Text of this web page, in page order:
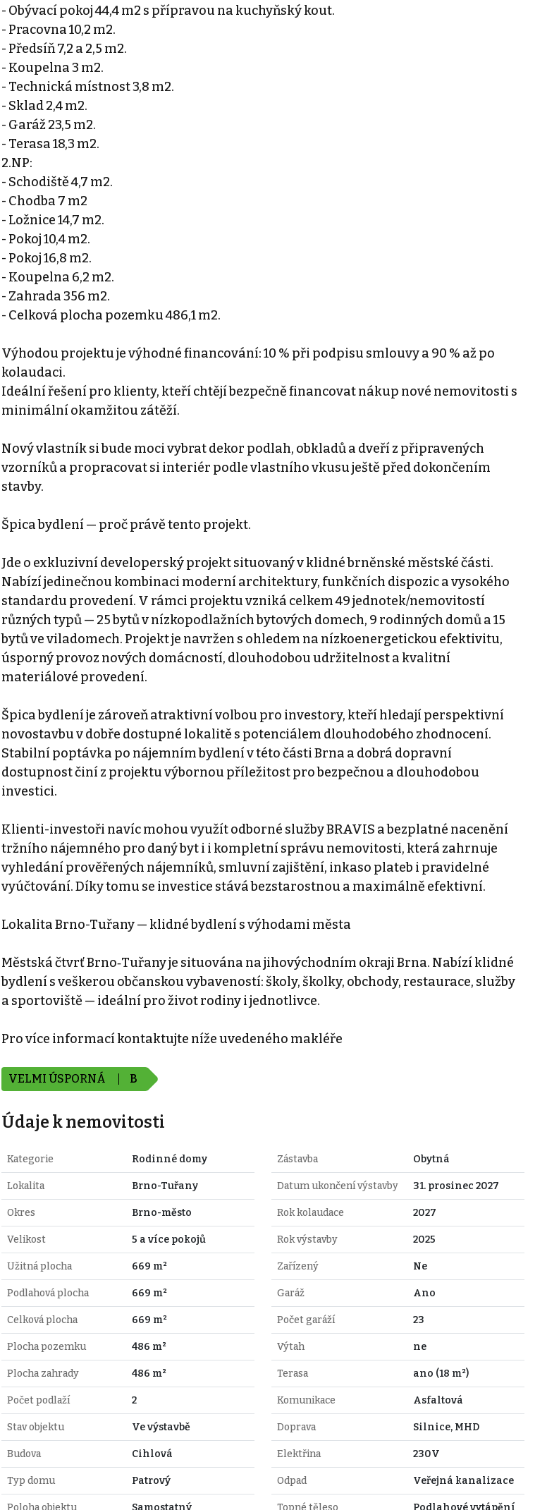
- Obývací pokoj 44,4 m2 s přípravou na kuchyňský kout.
- Pracovna 10,2 m2.
- Předsíň 7,2 a 2,5 m2.
- Koupelna 3 m2.
- Technická místnost 3,8 m2.
- Sklad 2,4 m2.
- Garáž 23,5 m2.
- Terasa 18,3 m2.
2.NP:
- Schodiště 4,7 m2.
- Chodba 7 m2
- Ložnice 14,7 m2.
- Pokoj 10,4 m2.
- Pokoj 16,8 m2.
- Koupelna 6,2 m2.
- Zahrada 356 m2.
- Celková plocha pozemku 486,1 m2.
Výhodou projektu je výhodné financování: 10 % při podpisu smlouvy a 90 % až po
kolaudaci.
Ideální řešení pro klienty, kteří chtějí bezpečně financovat nákup nové nemovitosti s
minimální okamžitou zátěží.
Nový vlastník si bude moci vybrat dekor podlah, obkladů a dveří z připravených
vzorníků a propracovat si interiér podle vlastního vkusu ještě před dokončením
stavby.
Špica bydlení — proč právě tento projekt.
Jde o exkluzivní developerský projekt situovaný v klidné brněnské městské části.
Nabízí jedinečnou kombinaci moderní architektury, funkčních dispozic a vysokého
standardu provedení. V rámci projektu vzniká celkem 49 jednotek/nemovitostí
různých typů — 25 bytů v nízkopodlažních bytových domech, 9 rodinných domů a 15
bytů ve viladomech. Projekt je navržen s ohledem na nízkoenergetickou efektivitu,
úsporný provoz nových domácností, dlouhodobou udržitelnost a kvalitní
materiálové provedení.
Špica bydlení je zároveň atraktivní volbou pro investory, kteří hledají perspektivní
novostavbu v dobře dostupné lokalitě s potenciálem dlouhodobého zhodnocení.
Stabilní poptávka po nájemním bydlení v této části Brna a dobrá dopravní
dostupnost činí z projektu výbornou příležitost pro bezpečnou a dlouhodobou
investici.
Klienti-investoři navíc mohou využít odborné služby BRAVIS a bezplatné nacenění
tržního nájemného pro daný byt i i kompletní správu nemovitosti, která zahrnuje
vyhledání prověřených nájemníků, smluvní zajištění, inkaso plateb i pravidelné
vyúčtování. Díky tomu se investice stává bezstarostnou a maximálně efektivní.
Lokalita Brno-Tuřany — klidné bydlení s výhodami města
Městská čtvrť Brno‑Tuřany je situována na jihovýchodním okraji Brna. Nabízí klidné
bydlení s veškerou občanskou vybaveností: školy, školky, obchody, restaurace, služby
a sportoviště — ideální pro život rodiny i jednotlivce.
Pro více informací kontaktujte níže uvedeného makléře
VELMI ÚSPORNÁ B
Údaje k nemovitosti
Kategorie Rodinné domy
Lokalita Brno-Tuřany
Okres Brno-město
Velikost 5 a více pokojů
Užitná plocha 669 m²
Podlahová plocha 669 m²
Celková plocha 669 m²
Plocha pozemku 486 m²
Plocha zahrady 486 m²
Počet podlaží 2
Stav objektu Ve výstavbě
Budova Cihlová
Typ domu Patrový
Poloha objektu Samostatný
Zástavba Obytná
Datum ukončení výstavby 31. prosinec 2027
Rok kolaudace 2027
Rok výstavby 2025
Zařízený Ne
Garáž Ano
Počet garáží 23
Výtah ne
Terasa ano (18 m²)
Komunikace Asfaltová
Doprava Silnice, MHD
Elektřina 230V
Odpad Veřejná kanalizace
Topné těleso Podlahové vytápění